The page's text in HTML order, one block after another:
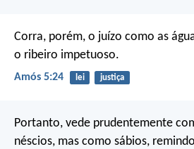
Corra, porém, o juízo como as
o ribeiro impetuoso.
Amós 5:24 lei justiça
Portanto, vede prudentemente
néscios, mas como sábios,